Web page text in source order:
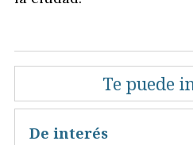
Te puede
De interés